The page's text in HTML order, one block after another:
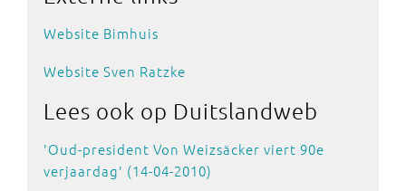
Website Bimhuis
Website Sven Ratzke
Lees ook op Duitslandweb
'Oud-president Von Weizsäcker viert 90e
verjaardag' (14-04-2010)